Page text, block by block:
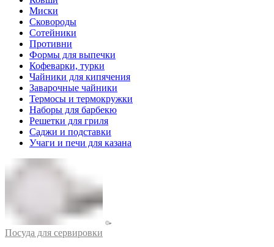
Миски
Сковороды
Сотейники
Противни
Формы для выпечки
Кофеварки, турки
Чайники для кипячения
Заварочные чайники
Термосы и термокружки
Наборы для барбекю
Решетки для гриля
Саджи и подставки
Учаги и печи для казана
Посуда для сервировки